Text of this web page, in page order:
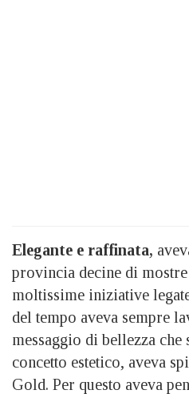
Elegante e raffinata,
provincia decine di
moltissime iniziative
del tempo aveva sempre
messaggio di bellezza che
concetto estetico, aveva
Gold. Per questo aveva